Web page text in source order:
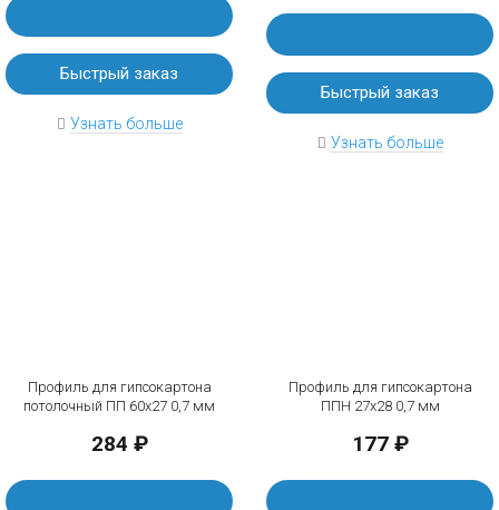
Быстрый заказ
Узнать больше
Быстрый заказ
Узнать больше
Профиль для гипсокартона
потолочный ПП 60х27 0,7 мм
284 ₽
Профиль для гипсокартона
ППН 27х28 0,7 мм
177 ₽